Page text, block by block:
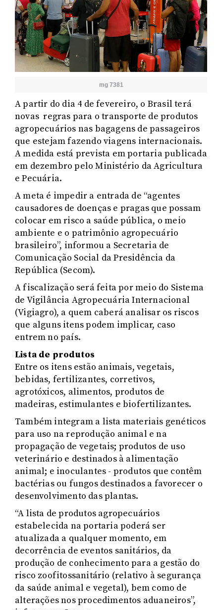
mg 7381
A partir do dia 4 de fevereiro, o Brasil terá
novas regras para o transporte de produtos
agropecuários nas bagagens de passageiros
que estejam fazendo viagens internacionais.
A medida está prevista em portaria publicada
em dezembro pelo Ministério da Agricultura
e Pecuária.
A meta é impedir a entrada de “agentes
causadores de doenças e pragas que possam
colocar em risco a saúde pública, o meio
ambiente e o patrimônio agropecuário
brasileiro”, informou a Secretaria de
Comunicação Social da Presidência da
República (Secom).
A fiscalização será feita por meio do Sistema
de Vigilância Agropecuária Internacional
(Vigiagro), a quem caberá analisar os riscos
que alguns itens podem implicar, caso
entrem no país.
Lista de produtos
Entre os itens estão animais, vegetais,
bebidas, fertilizantes, corretivos,
agrotóxicos, alimentos, produtos de
madeiras, estimulantes e biofertilizantes.
Também integram a lista materiais genéticos
para uso na reprodução animal e na
propagação de vegetais; produtos de uso
veterinário e destinados à alimentação
animal; e inoculantes - produtos que contêm
bactérias ou fungos destinados a favorecer o
desenvolvimento das plantas.
“A lista de produtos agropecuários
estabelecida na portaria poderá ser
atualizada a qualquer momento, em
decorrência de eventos sanitários, da
produção de conhecimento para a gestão do
risco zoofitossanitário (relativo à segurança
da saúde animal e vegetal), bem como de
alterações nos procedimentos aduaneiros”,